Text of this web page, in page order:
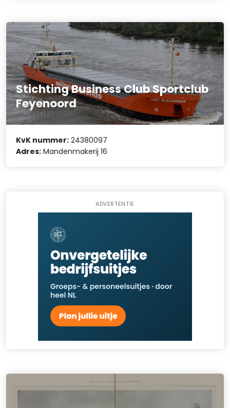
Stichting Business Club Sportclub
Feyenoord
KvK nummer: 24380097
Adres: Mandenmakerij 16
ADVERTENTIE